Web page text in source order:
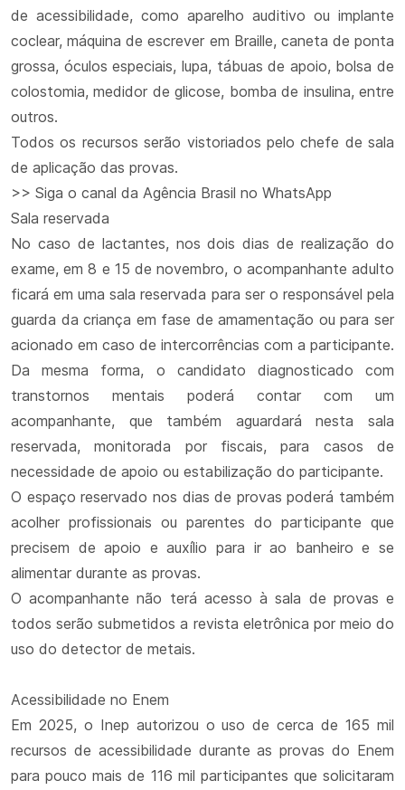
de acessibilidade, como aparelho auditivo ou implante
coclear, máquina de escrever em Braille, caneta de ponta
grossa, óculos especiais, lupa, tábuas de apoio, bolsa de
colostomia, medidor de glicose, bomba de insulina, entre
outros.
Todos os recursos serão vistoriados pelo chefe de sala
de aplicação das provas.
>> Siga o canal da Agência Brasil no WhatsApp
Sala reservada
No caso de lactantes, nos dois dias de realização do
exame, em 8 e 15 de novembro, o acompanhante adulto
ficará em uma sala reservada para ser o responsável pela
guarda da criança em fase de amamentação ou para ser
acionado em caso de intercorrências com a participante.
Da mesma forma, o candidato diagnosticado com
transtornos mentais poderá contar com um
acompanhante, que também aguardará nesta sala
reservada, monitorada por fiscais, para casos de
necessidade de apoio ou estabilização do participante.
O espaço reservado nos dias de provas poderá também
acolher profissionais ou parentes do participante que
precisem de apoio e auxílio para ir ao banheiro e se
alimentar durante as provas.
O acompanhante não terá acesso à sala de provas e
todos serão submetidos a revista eletrônica por meio do
uso do detector de metais.
Acessibilidade no Enem
Em 2025, o Inep autorizou o uso de cerca de 165 mil
recursos de acessibilidade durante as provas do Enem
para pouco mais de 116 mil participantes que solicitaram